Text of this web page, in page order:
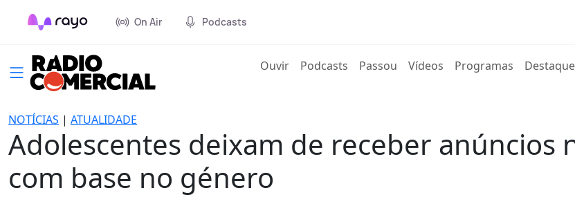
On Air Podcasts
Ouvir(current)
Podcasts Passou Vídeos Programas
NOTÍCIAS | ATUALIDADE
Adolescentes deixam de receber anúncios
com base no género